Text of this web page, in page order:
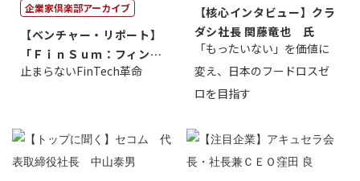
企業家倶楽部アーカイブ
【ベンチャー・リポート】
「ＦｉｎＳｕｍ：フィンテ
ック・サミッ...
止まらないFinTech革命
【核心インタビュー】クラ
ダシ社長 関藤竜也 氏
「もったいない」を価値に
変え、日本のフードロスゼ
ロを目指す